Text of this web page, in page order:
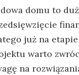
domu to
już na
warto
na